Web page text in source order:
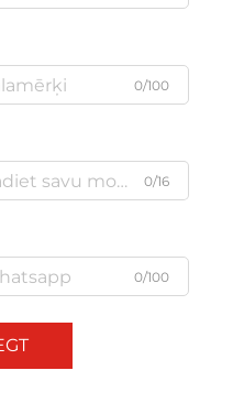
0/100
0/16
0/100